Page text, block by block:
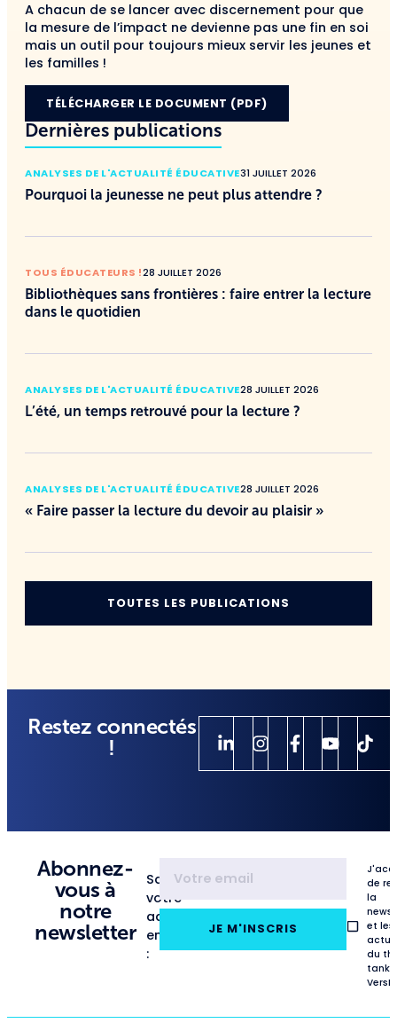
A chacun de se lancer avec discernement pour que
la mesure de l’impact ne devienne pas une fin en soi
mais un outil pour toujours mieux servir les jeunes et
les familles !
TÉLÉCHARGER LE DOCUMENT (PDF)
Dernières publications
ANALYSES DE L'ACTUALITÉ ÉDUCATIVE31 JUILLET 2026
Pourquoi la jeunesse ne peut plus attendre ?
TOUS ÉDUCATEURS !28 JUILLET 2026
Bibliothèques sans frontières : faire entrer la lecture
dans le quotidien
ANALYSES DE L'ACTUALITÉ ÉDUCATIVE28 JUILLET 2026
L’été, un temps retrouvé pour la lecture ?
ANALYSES DE L'ACTUALITÉ ÉDUCATIVE28 JUILLET 2026
« Faire passer la lecture du devoir au plaisir »
TOUTES LES PUBLICATIONS
Restez connectés
!
Abonnez-
vous à
notre
newsletter
Saisissez
votre
adresse
email
:
JE M'INSCRIS
de
la
et les
du
tank